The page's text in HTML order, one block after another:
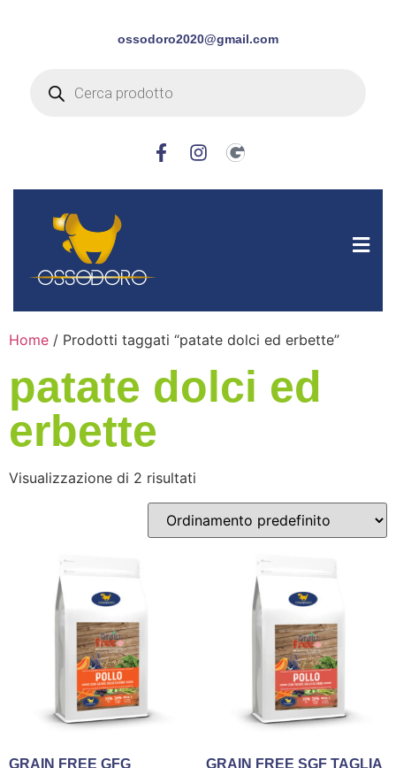
ossodoro2020@gmail.com
Home / Prodotti taggati “patate dolci ed erbette”
patate dolci ed
erbette
Visualizzazione di 2 risultati
GRAIN FREE GFG
GRAIN FREE SGF TAGLIA